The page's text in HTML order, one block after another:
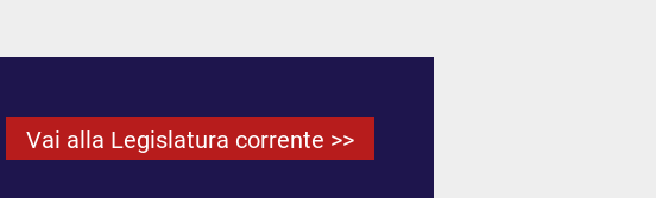
Vai alla Legislatura corrente >>